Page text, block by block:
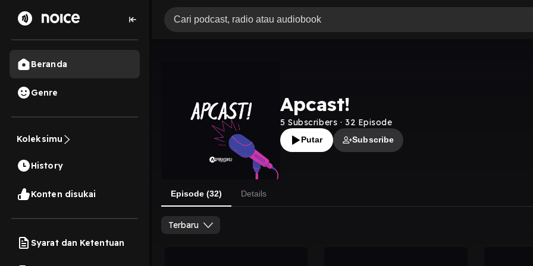
Beranda
Genre
Koleksimu
History
Konten disukai
Syarat dan Ketentuan
Apcast!
5 Subscribers · 32 Episode
Putar Subscribe
Episode (32) Details
Terbaru